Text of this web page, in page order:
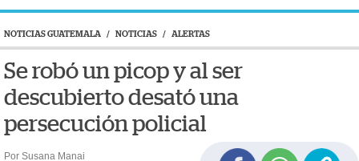
NOTICIAS GUATEMALA / NOTICIAS / ALERTAS
Se robó un picop y al ser
descubierto desató una
persecución policial
Por Susana Manai